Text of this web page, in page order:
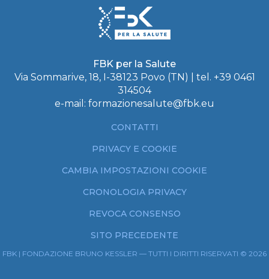
FBK per la Salute
Via Sommarive, 18, I-38123 Povo (TN) | tel. +39 0461
314504
e-mail: formazionesalute@fbk.eu
CONTATTI
PRIVACY E COOKIE
CAMBIA IMPOSTAZIONI COOKIE
CRONOLOGIA PRIVACY
REVOCA CONSENSO
SITO PRECEDENTE
FBK | FONDAZIONE BRUNO KESSLER — TUTTI I DIRITTI RISERVATI © 2026